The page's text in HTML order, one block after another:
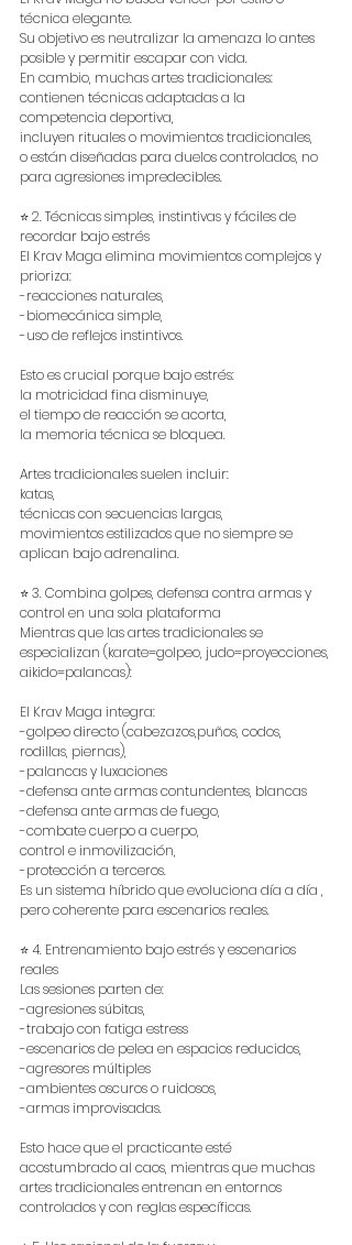
técnica elegante.
Su objetivo es neutralizar la amenaza lo antes
posible y permitir escapar con vida.
En cambio, muchas artes tradicionales:
contienen técnicas adaptadas a la
competencia deportiva,
incluyen rituales o movimientos tradicionales,
o están diseñadas para duelos controlados, no
para agresiones impredecibles.
⭐ 2. Técnicas simples, instintivas y fáciles de
recordar bajo estrés
El Krav Maga elimina movimientos complejos y
prioriza:
-reacciones naturales,
-biomecánica simple,
-uso de reflejos instintivos.
Esto es crucial porque bajo estrés:
la motricidad fina disminuye,
el tiempo de reacción se acorta,
la memoria técnica se bloquea.
Artes tradicionales suelen incluir:
katas,
técnicas con secuencias largas,
movimientos estilizados que no siempre se
aplican bajo adrenalina.
⭐ 3. Combina golpes, defensa contra armas y
control en una sola plataforma
Mientras que las artes tradicionales se
especializan (karate=golpeo, judo=proyecciones,
aikido=palancas):
El Krav Maga integra:
-golpeo directo (cabezazos,puños, codos,
rodillas, piernas),
-palancas y luxaciones
-defensa ante armas contundentes, blancas
-defensa ante armas de fuego,
-combate cuerpo a cuerpo,
control e inmovilización,
-protección a terceros.
Es un sistema híbrido que evoluciona día a día ,
pero coherente para escenarios reales.
⭐ 4. Entrenamiento bajo estrés y escenarios
reales
Las sesiones parten de:
-agresiones súbitas,
-trabajo con fatiga estress
-escenarios de pelea en espacios reducidos,
-agresores múltiples
-ambientes oscuros o ruidosos,
-armas improvisadas.
Esto hace que el practicante esté
acostumbrado al caos, mientras que muchas
artes tradicionales entrenan en entornos
controlados y con reglas específicas.